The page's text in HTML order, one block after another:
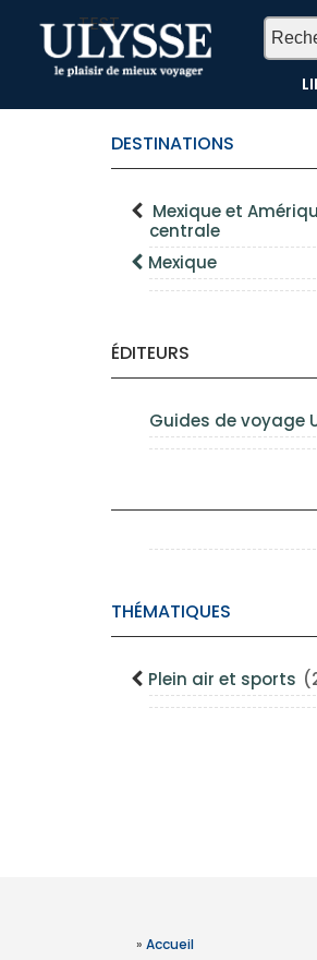
TEST
DESTINATIONS
Mexique et
centrale
Mexique
ÉDITEURS
Guides de voyage
THÉMATIQUES
Plein air et sports
» Accueil